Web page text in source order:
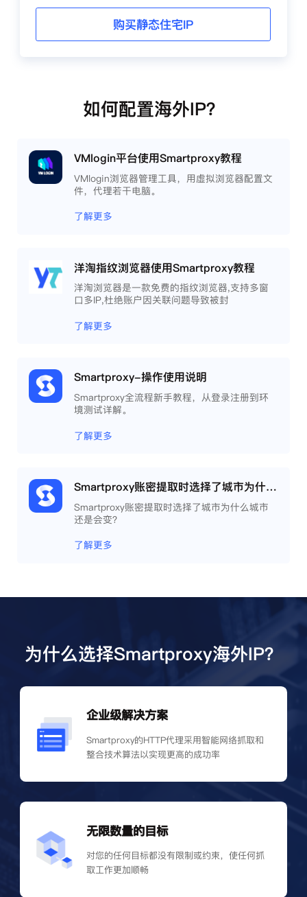
购买静态住宅IP
如何配置海外IP？
VMlogin平台使用Smartproxy教程
VMlogin浏览器管理工具，用虚拟浏览器配置文
件，代理若干电脑。
了解更多
洋淘指纹浏览器使用Smartproxy教程
洋淘浏览器是一款免费的指纹浏览器,支持多窗
口多IP,杜绝账户因关联问题导致被封
了解更多
Smartproxy-操作使用说明
Smartproxy全流程新手教程，从登录注册到环
境测试详解。
了解更多
Smartproxy账密提取时选择了城市为什么城市还是会变？
Smartproxy账密提取时选择了城市为什么城市
还是会变？
了解更多
为什么选择Smartproxy海外IP？
企业级解决方案
Smartproxy的HTTP代理采用智能网络抓取和
整合技术算法以实现更高的成功率
无限数量的目标
对您的任何目标都没有限制或约束，使任何抓
取工作更加顺畅